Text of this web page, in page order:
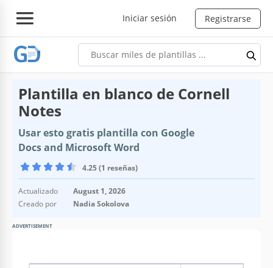
Iniciar sesión Registrarse
Plantilla en blanco de Cornell
Notes
Usar esto gratis plantilla con Google
Docs and Microsoft Word
4.25 (1 reseñas)
Actualizado
August 1, 2026
Creado por
Nadia Sokolova
ADVERTISEMENT